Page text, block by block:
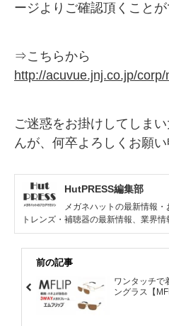
ージよりご確認頂くことが
⇒こちらから
http://acuvue.jnj.co.jp/
ご迷惑をお掛けしてしま
んが、何卒よろしくお願
HutPRESS編集部
メガネハットの最新情報
トレンズ・補聴器の最新情報、業界
前の記事
ワンタッチで
ングラス【